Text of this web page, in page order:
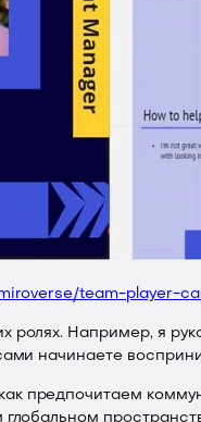
team-player-
ролях. Например, я
начинаете
предпочитаем